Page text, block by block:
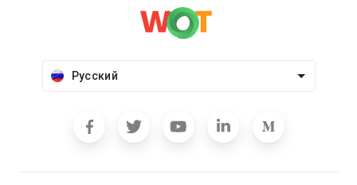
Русский